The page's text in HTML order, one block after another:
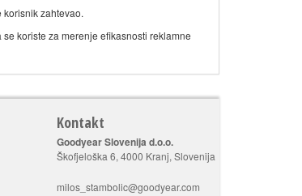
zahtevao.
koriste za merenje efikasnosti reklamne
Kontakt
Goodyear Slovenija d.o.o.
Škofjeloška 6, 4000 Kranj, Slovenija
milos_stambolic@goodyear.com